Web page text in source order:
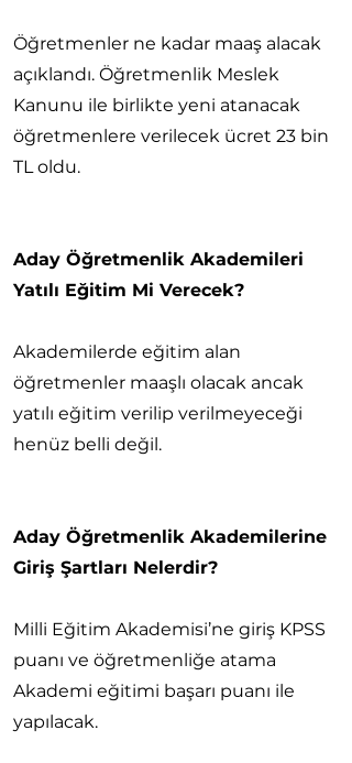
Öğretmenler ne kadar maaş alacak
açıklandı. Öğretmenlik Meslek
Kanunu ile birlikte yeni atanacak
öğretmenlere verilecek ücret 23 bin
TL oldu.
Aday Öğretmenlik Akademileri
Yatılı Eğitim Mi Verecek?
Akademilerde eğitim alan
öğretmenler maaşlı olacak ancak
yatılı eğitim verilip verilmeyeceği
henüz belli değil.
Aday Öğretmenlik Akademilerine
Giriş Şartları Nelerdir?
Milli Eğitim Akademisi’ne giriş KPSS
puanı ve öğretmenliğe atama
Akademi eğitimi başarı puanı ile
yapılacak.